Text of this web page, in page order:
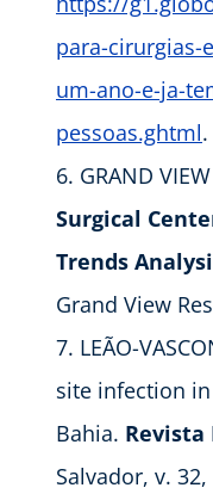
para-cirurgias-
um-ano-e-ja-
pessoas.ghtml
GRAND
Surgical
Trends
Grand View
LEÃO-
site infection
Bahia. Revista
Salvador, v.